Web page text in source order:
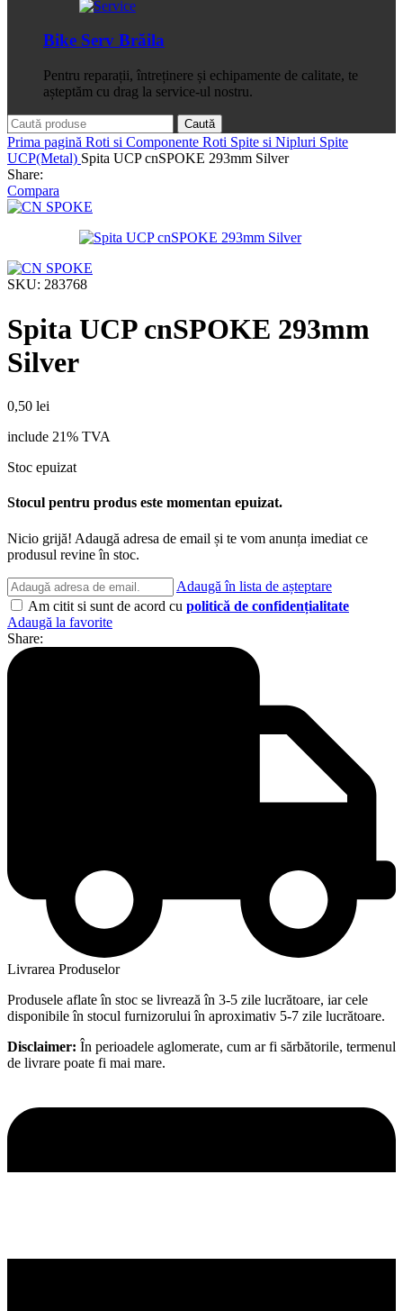
Bike Serv Brăila
Pentru reparații, întreținere și echipamente de calitate, te
așteptăm cu drag la service-ul nostru.
Caută
Prima pagină Roti si Componente Roti Spite si Nipluri Spite
UCP(Metal) Spita UCP cnSPOKE 293mm Silver
Share:
Compara
SKU: 283768
Spita UCP cnSPOKE 293mm
Silver
0,50 lei
include 21% TVA
Stoc epuizat
Stocul pentru produs este momentan epuizat.
Nicio grijă! Adaugă adresa de email și te vom anunța imediat ce
produsul revine în stoc.
Adaugă în lista de așteptare
Am citit si sunt de acord cu politică de confidențialitate
Adaugă la favorite
Share:
Livrarea Produselor
Produsele aflate în stoc se livrează în 3-5 zile lucrătoare, iar cele
disponibile în stocul furnizorului în aproximativ 5-7 zile lucrătoare.
Disclaimer: În perioadele aglomerate, cum ar fi sărbătorile, termenul
de livrare poate fi mai mare.